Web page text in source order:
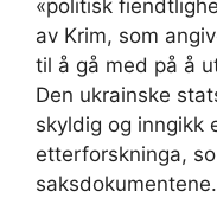
«politisk
av Krim, som
til å gå med på å
Den ukrainske
skyldig og inngikk
etterforskninga,